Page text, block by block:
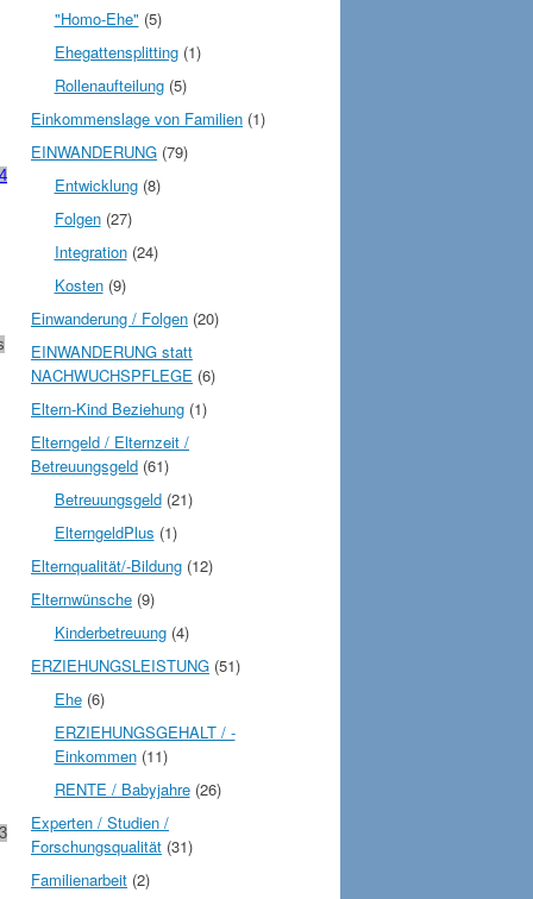
"Homo-Ehe" (5)
Ehegattensplitting(1)
Rollenaufteilung(5)
Einkommenslage von Familien (1)
EINWANDERUNG (79)
Entwicklung(8)
Folgen(27)
Integration(24)
Kosten(9)
Einwanderung / Folgen (20)
EINWANDERUNG statt
NACHWUCHSPFLEGE (6)
Eltern-Kind Beziehung (1)
Elterngeld / Elternzeit /
Betreuungsgeld (61)
Betreuungsgeld(21)
ElterngeldPlus (1)
Elternqualität/-Bildung (12)
Elternwünsche (9)
Kinderbetreuung(4)
ERZIEHUNGSLEISTUNG (51)
Ehe(6)
ERZIEHUNGSGEHALT / -
Einkommen(11)
RENTE / Babyjahre(26)
Experten / Studien /
Forschungsqualität (31)
Familienarbeit (2)